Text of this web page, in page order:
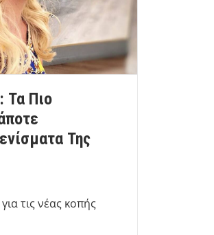
Τα Πιο
Της
τις νέας κοπής